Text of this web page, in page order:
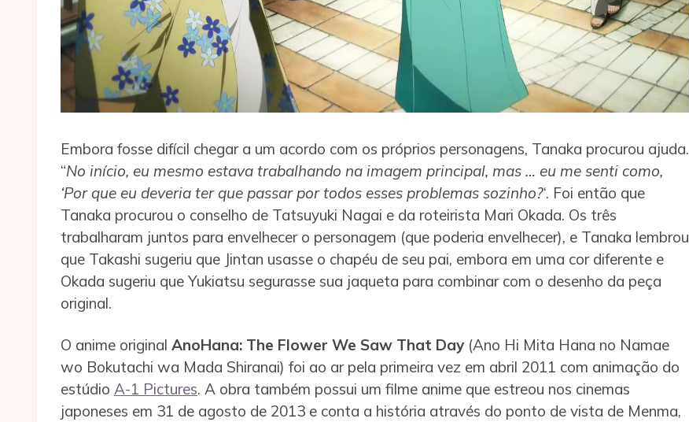
Embora fosse difícil chegar a um acordo com os próprios personagens, Tanaka procurou ajuda.
“No início, eu mesmo estava trabalhando na imagem principal, mas … eu me senti como,
‘Por que eu deveria ter que passar por todos esses problemas sozinho?‘. Foi então que
Tanaka procurou o conselho de Tatsuyuki Nagai e da roteirista Mari Okada. Os três
trabalharam juntos para envelhecer o personagem (que poderia envelhecer), e Tanaka lembrou
que Takashi sugeriu que Jintan usasse o chapéu de seu pai, embora em uma cor diferente e
Okada sugeriu que Yukiatsu segurasse sua jaqueta para combinar com o desenho da peça
original.
O anime original AnoHana: The Flower We Saw That Day(Ano Hi Mita Hana no Namae
wo Bokutachi wa Mada Shiranai) foi ao ar pela primeira vez em abril 2011 com animação do
estúdio A-1 Pictures. A obra também possui um filme anime que estreou nos cinemas
japoneses em 31 de agosto de 2013 e conta a história através do ponto de vista de Menma,